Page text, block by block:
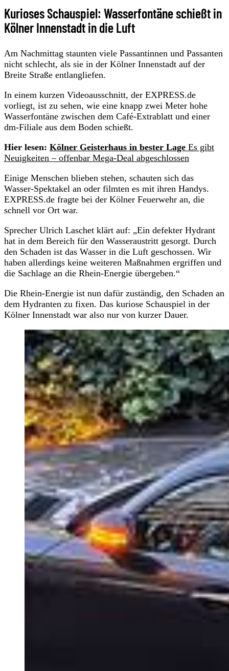
Kurioses Schauspiel: Wasserfontäne schießt in
Kölner Innenstadt in die Luft
Am Nachmittag staunten viele Passantinnen und Passanten
nicht schlecht, als sie in der Kölner Innenstadt auf der
Breite Straße entlangliefen.
In einem kurzen Videoausschnitt, der EXPRESS.de
vorliegt, ist zu sehen, wie eine knapp zwei Meter hohe
Wasserfontäne zwischen dem Café-Extrablatt und einer
dm-Filiale aus dem Boden schießt.
Hier lesen: Kölner Geisterhaus in bester Lage Es gibt
Neuigkeiten – offenbar Mega-Deal abgeschlossen
Einige Menschen blieben stehen, schauten sich das
Wasser-Spektakel an oder filmten es mit ihren Handys.
EXPRESS.de fragte bei der Kölner Feuerwehr an, die
schnell vor Ort war.
Sprecher Ulrich Laschet klärt auf: „Ein defekter Hydrant
hat in dem Bereich für den Wasseraustritt gesorgt. Durch
den Schaden ist das Wasser in die Luft geschossen. Wir
haben allerdings keine weiteren Maßnahmen ergriffen und
die Sachlage an die Rhein-Energie übergeben.“
Die Rhein-Energie ist nun dafür zuständig, den Schaden an
dem Hydranten zu fixen. Das kuriose Schauspiel in der
Kölner Innenstadt war also nur von kurzer Dauer.